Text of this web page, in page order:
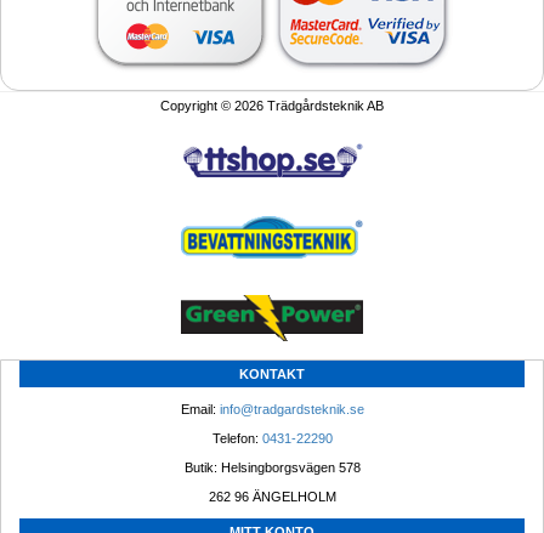
Copyright © 2026 Trädgårdsteknik AB
KONTAKT
Email: info@tradgardsteknik.se
Telefon: 0431-22290
Butik: Helsingborgsvägen 578
262 96 ÄNGELHOLM